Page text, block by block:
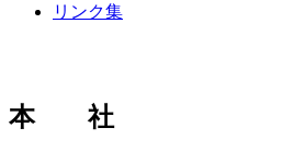
リンク集
本 社